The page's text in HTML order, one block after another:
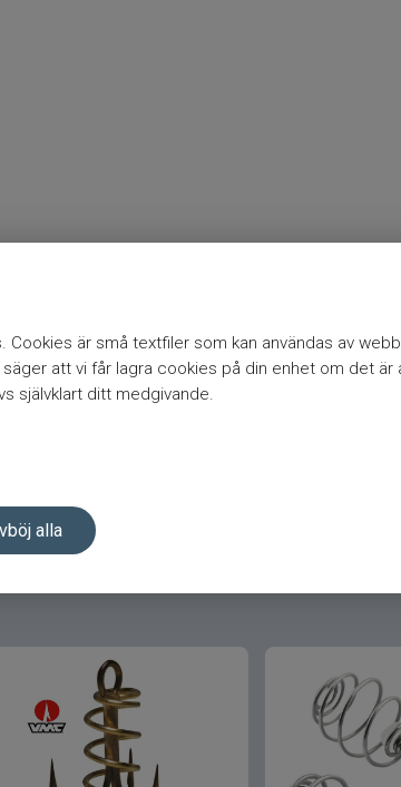
Cookies är små textfiler som kan användas av
att vi får lagra cookies på din enhet om det
självklart ditt medgivande.
alla